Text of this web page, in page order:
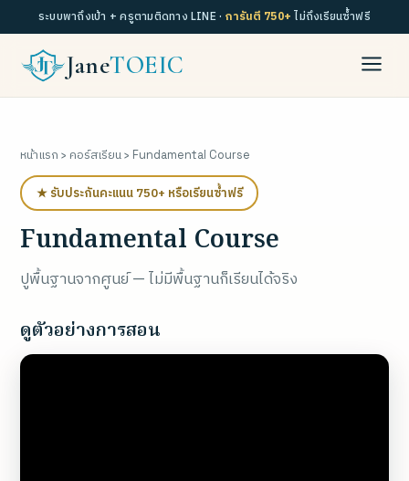
ระบบพาถึงเป้า + ครูตามติดทาง LINE · การันตี 750+ ไม่ถึงเรียนซ้ำฟรี
JaneTOEIC
หน้าแรก › คอร์สเรียน› Fundamental Course
★ รับประกันคะแนน 750+ หรือเรียนซ้ำฟรี
Fundamental Course
ปูพื้นฐานจากศูนย์ — ไม่มีพื้นฐานก็เรียนได้จริง
ดูตัวอย่างการสอน